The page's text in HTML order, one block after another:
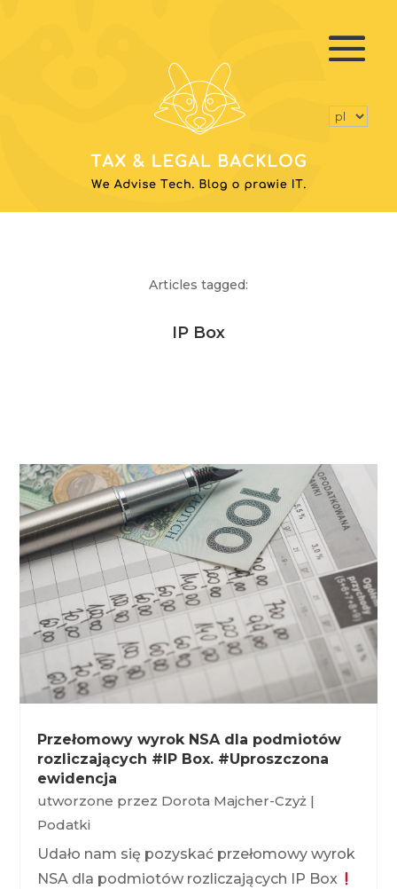
Articles tagged:
IP Box
Przełomowy wyrok NSA dla podmiotów
rozliczających #IP Box. #Uproszczona
ewidencja
utworzone przez Dorota Majcher-Czyż |
Podatki
Udało nam się pozyskać przełomowy wyrok
NSA dla podmiotów rozliczających IP Box